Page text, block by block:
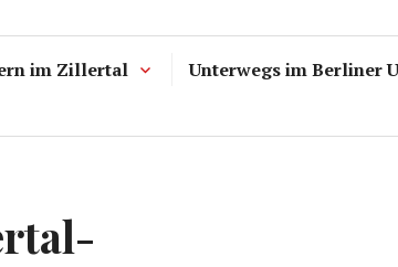
im Zillertal Unterwegs im Berliner